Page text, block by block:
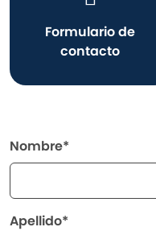
Formulario de
contacto
Nombre*
Apellido*